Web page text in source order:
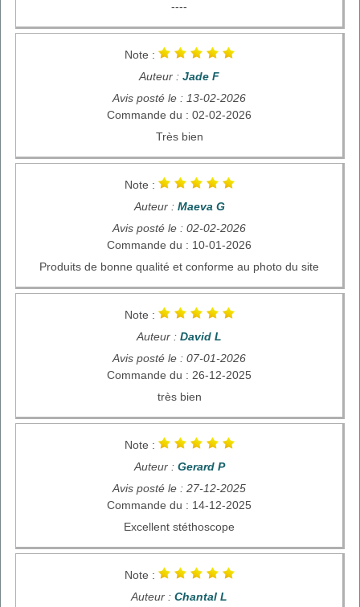
----
Note :
Auteur : Jade F
Avis posté le : 13-02-2026
Commande du : 02-02-2026
Très bien
Note :
Auteur : Maeva G
Avis posté le : 02-02-2026
Commande du : 10-01-2026
Produits de bonne qualité et conforme au photo du site
Note :
Auteur : David L
Avis posté le : 07-01-2026
Commande du : 26-12-2025
très bien
Note :
Auteur : Gerard P
Avis posté le : 27-12-2025
Commande du : 14-12-2025
Excellent stéthoscope
Note :
Auteur : Chantal L